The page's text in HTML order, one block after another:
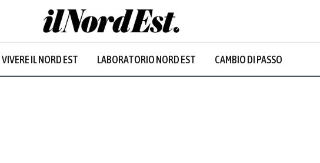
VIVERE IL NORD EST LABORATORIO NORD EST CAMBIO DI PASSO
Prevalentemente soleggiato